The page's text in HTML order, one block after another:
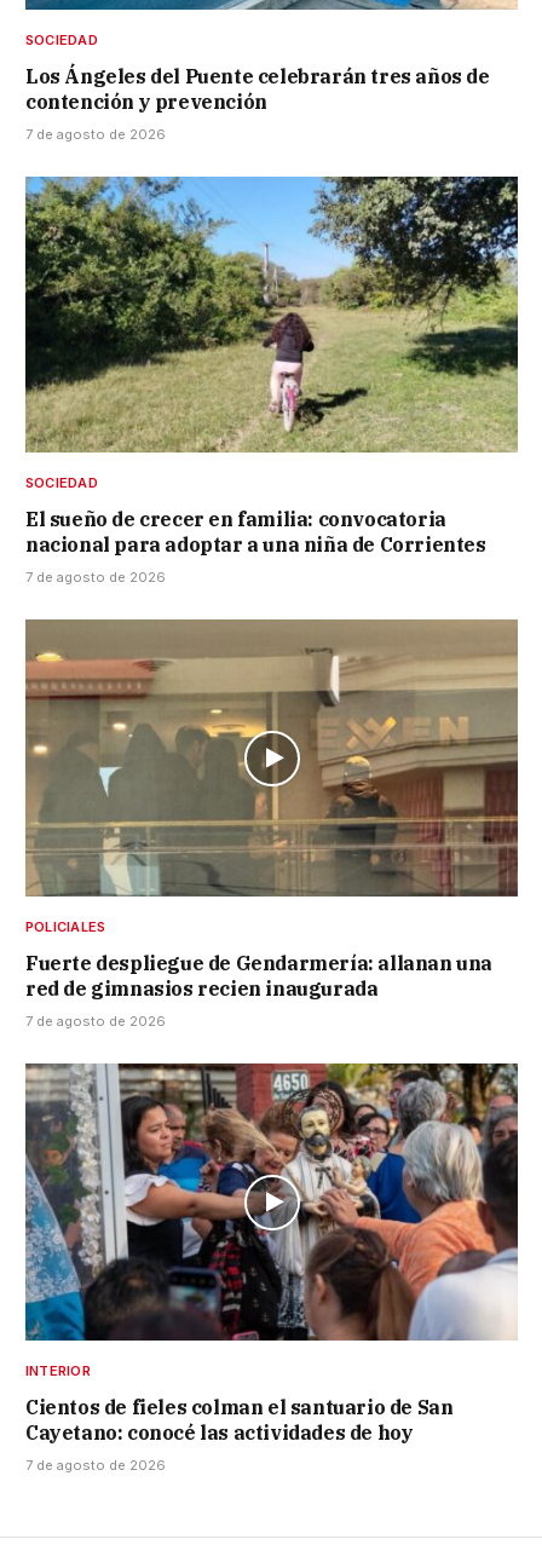
SOCIEDAD
Los Ángeles del Puente celebrarán tres años de
contención y prevención
7 de agosto de 2026
SOCIEDAD
El sueño de crecer en familia: convocatoria
nacional para adoptar a una niña de Corrientes
7 de agosto de 2026
POLICIALES
Fuerte despliegue de Gendarmería: allanan una
red de gimnasios recien inaugurada
7 de agosto de 2026
INTERIOR
Cientos de fieles colman el santuario de San
Cayetano: conocé las actividades de hoy
7 de agosto de 2026